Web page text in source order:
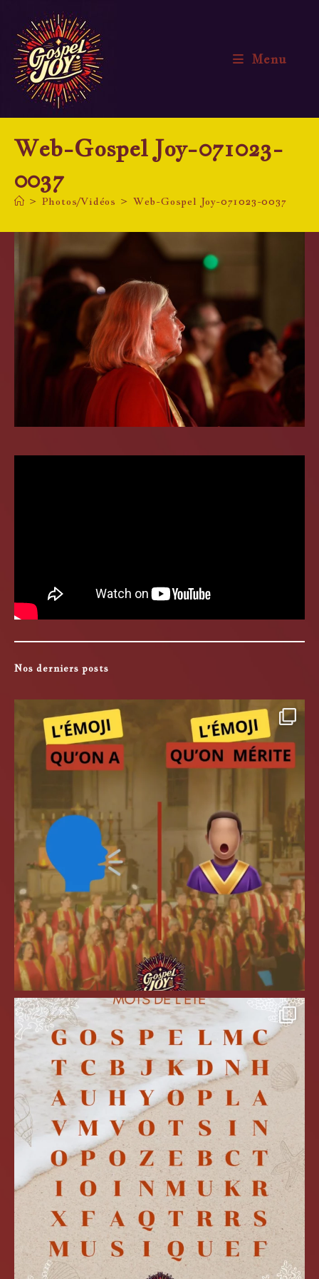
content
Menu
Web-Gospel Joy-071023-
0037
> Photos/Vidéos > Web-Gospel Joy-071023-0037
Nos derniers posts